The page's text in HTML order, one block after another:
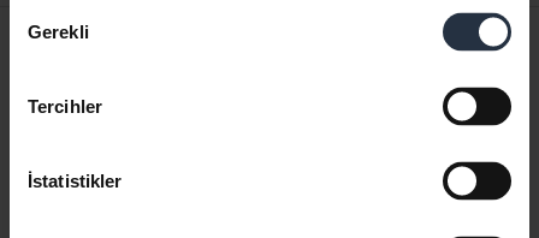
Seçimi
Gerekli
Tercihler
İstatistikler
expand_more